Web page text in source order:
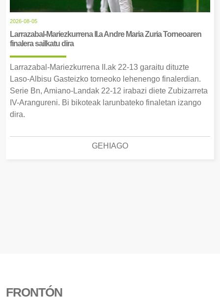
2026-08-05
Larrazabal-Mariezkurrena II.a Andre Maria Zuria Torneoaren
finalera sailkatu dira
Larrazabal-Mariezkurrena II.ak 22-13 garaitu dituzte
Laso-Albisu Gasteizko torneoko lehenengo finalerdian.
Serie Bn, Amiano-Landak 22-12 irabazi diete Zubizarreta
IV-Arangureni. Bi bikoteak larunbateko finaletan izango
dira.
GEHIAGO
FRONTÓN